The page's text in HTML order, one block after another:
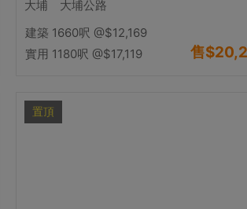
大埔 大埔公路
建築 1660呎 @$12,169
實用 1180呎 @$17,119 售
置頂